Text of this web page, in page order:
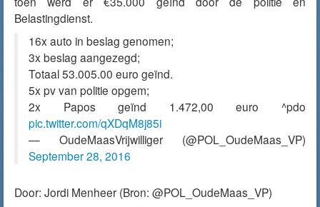
Belastingdienst.
16x auto in beslag genomen;
3x beslag aangezegd;
Totaal 53.005.00 euro geïnd.
5x pv van politie opgem;
2x Papos geïnd 1.472,00 euro ^pdo
pic.twitter.com/qXDqM8j85i
— OudeMaasVrijwilliger (@POL_OudeMaas_VP)
September 28, 2016
Door: Jordi Menheer (Bron: @POL_OudeMaas_VP)